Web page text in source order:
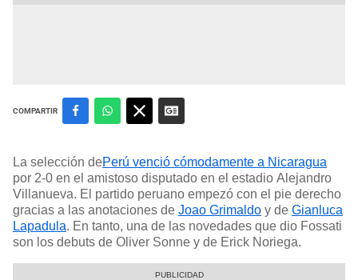
COMPARTIR
La selección dePerú venció cómodamente a Nicaragua
por 2-0 en el amistoso disputado en el estadio Alejandro
Villanueva. El partido peruano empezó con el pie derecho
gracias a las anotaciones de Joao Grimaldo y de Gianluca
Lapadula. En tanto, una de las novedades que dio Fossati
son los debuts de Oliver Sonne y de Erick Noriega.